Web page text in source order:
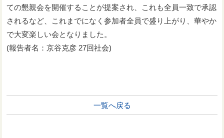
ての懇親会を開催することが提案され、これも全員一致で承認
されるなど、これまでになく参加者全員で盛り上がり、華やか
で大変楽しい会となりました。
(報告者名：京谷克彦 27回社会)
一覧へ戻る